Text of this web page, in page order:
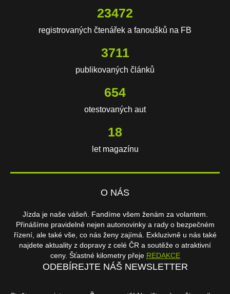
23472
registrovaných čtenářek a fanoušků na FB
3711
publikovaných článků
654
otestovaných aut
18
let magazínu
O NÁS
Jízda je naše vášeň. Fandíme všem ženám za volantem.
Přinášíme pravidelně nejen autonovinky a rady o bezpečném
řízení, ale také vše, co nás ženy zajímá. Exkluzivně u nás také
najdete aktuality z dopravy z celé ČR a soutěže o atraktivní
ceny. Šťastné kilometry přeje REDAKCE
ODEBÍREJTE NÁŠ NEWSLETTER